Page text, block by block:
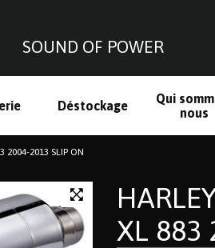
SOUND OF POWER
Déstockage
Qui
nous
2004-2013 SLIP ON
XL 883